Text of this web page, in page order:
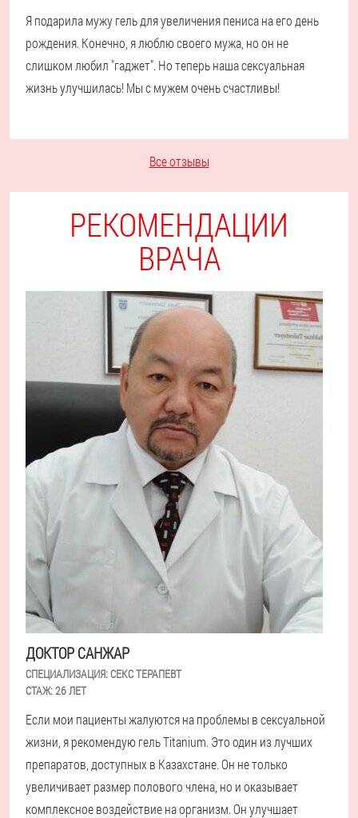
Я подарила мужу гель для увеличения пениса на его день
рождения. Конечно, я люблю своего мужа, но он не
слишком любил "гаджет". Но теперь наша сексуальная
жизнь улучшилась! Мы с мужем очень счастливы!
Все отзывы
РЕКОМЕНДАЦИИ
ВРАЧА
ДОКТОР САНЖАР
СПЕЦИАЛИЗАЦИЯ:СЕКС ТЕРАПЕВТ
СТАЖ:26 ЛЕТ
Если мои пациенты жалуются на проблемы в сексуальной
жизни, я рекомендую гель Titanium. Это один из лучших
препаратов, доступных в Казахстане. Он не только
увеличивает размер полового члена, но и оказывает
комплексное воздействие на организм. Он улучшает